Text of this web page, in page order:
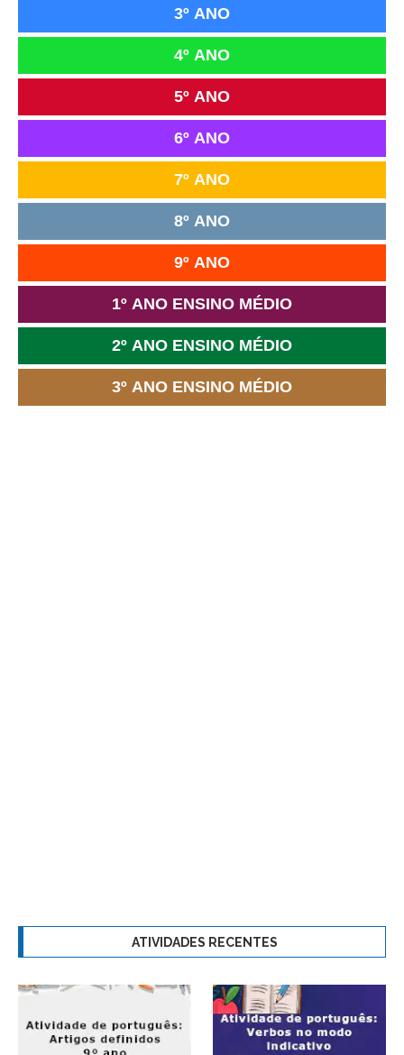
3º ANO
4º ANO
5º ANO
6º ANO
7º ANO
8º ANO
9º ANO
1º ANO ENSINO MÉDIO
2º ANO ENSINO MÉDIO
3º ANO ENSINO MÉDIO
ATIVIDADES RECENTES